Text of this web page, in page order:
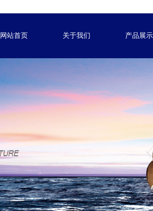
网站首页 关于我们 产品展示